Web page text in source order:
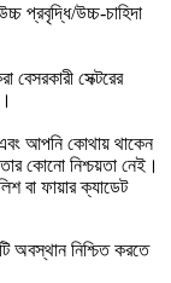
প্রবৃদ্ধি/উচ্চ-চাহিদা
বেসরকারী সেক্টরের
আপনি কোথায় থাকেন
কোনো নিশ্চয়তা নেই।
বা ফায়ার ক্যাডেট
অবস্থান নিশ্চিত করতে